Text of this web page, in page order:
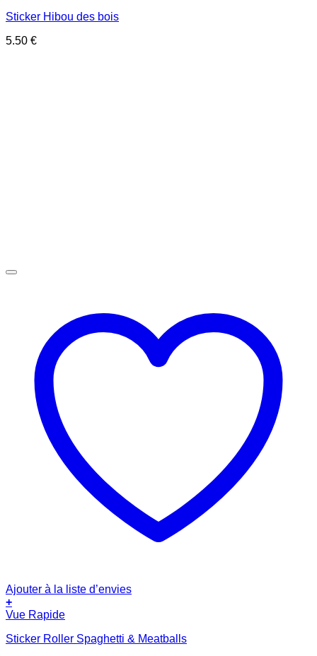
Sticker Hibou des bois
5.50 €
Ajouter à la liste d’envies
+
Vue Rapide
Sticker Roller Spaghetti & Meatballs